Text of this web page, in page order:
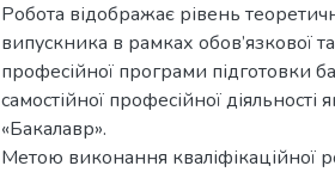
Робота відображає рівень
випускника в рамках обов’язкової
професійної програми підготовки
самостійної професійної
«Бакалавр».
Метою виконання кваліфікаційної